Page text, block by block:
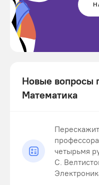
Новые вопросы
Математика
четырьмя
С.